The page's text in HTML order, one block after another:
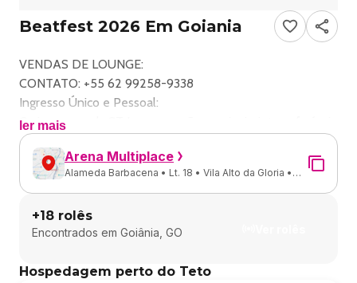
Beatfest 2026 Em Goiania
VENDAS DE LOUNGE:
CONTATO: +55 62 99258-9338
Ingresso Único e Pessoal:
Os ingressos da ST Ingressos são nominais, intransferíveis
e não podem ser revendidos ou transferidos sem
autorização prévia.
Canais de Venda Oficiais:
A ST Ingressos não se responsabiliza por ingressos
adquiridos fora dos canais oficiais, que incluem o site da
ST Ingressos, bilheteria e pontos de venda autorizados.
A realização, adiamento ou cancelamento do evento é de
ler mais
Arena Multiplace
Alameda Barbacena • Lt. 18 • Vila Alto da Gloria •
+18 rolês
Encontrados em Goiânia, GO
Hospedagem perto do Teto